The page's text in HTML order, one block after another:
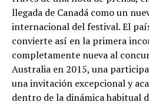
llegada de Canadá como un
internacional del festival. El
convierte así en la primera
completamente nueva al
Australia en 2015, una
una invitación excepcional y
dentro de la dinámica habitual